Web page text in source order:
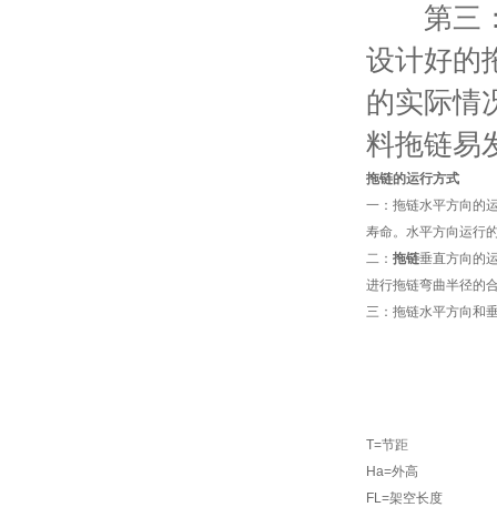
第三
设计好的
的实际情
料拖链易
拖链的运行方式
一：拖链水平方向的
寿命。水平方向运行
二： 拖链垂直方向的
进行拖链弯曲半径的
三：拖链水平方向和
T=节距
Ha=外高
FL=架空长度